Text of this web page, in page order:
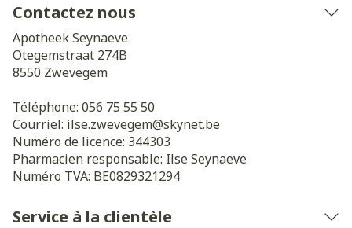
Contactez nous
Apotheek Seynaeve
Otegemstraat 274B
8550 Zwevegem
Téléphone: 056 75 55 50
Courriel: ilse.zwevegem@skynet.be
Numéro de licence: 344303
Pharmacien responsable: Ilse Seynaeve
Numéro TVA: BE0829321294
Service à la clientèle